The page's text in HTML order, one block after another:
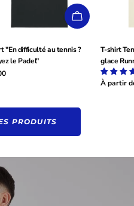
PANIER CHOISISSEZ
"En difficulté au tennis ?
le Padel"
T-shirt
glace
Prix
À partir
PRODUITS